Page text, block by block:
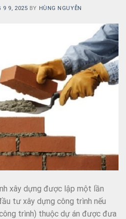
9 9, 2025 BY HÙNG NGUYỄN
xây dựng được lập một lần
tư xây dựng công trình nếu
trình) thuộc dự án được đưa